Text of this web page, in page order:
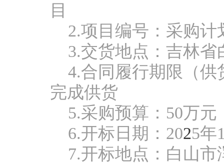
目
2.项目编号： 采购计
3.交货地点： 吉林省
4.合同履行期限（供
完成供货
5.采购预算：50万元
6.开标日期：2025年
7.开标地点：白山